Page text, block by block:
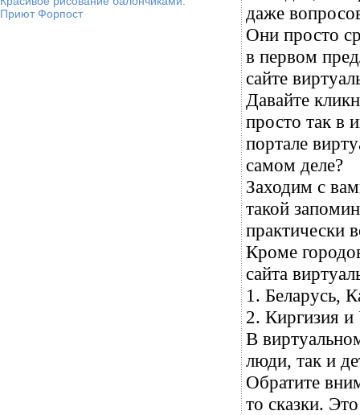
Приют Форпост
даже
Они просто
в первом
сайте
Давайте
просто так в
портале
самом деле?
Заходим с
такой
практически
Кроме
сайта
1. Беларусь,
2. Киргизия и
В
люди, так и
Обратите
то сказки.